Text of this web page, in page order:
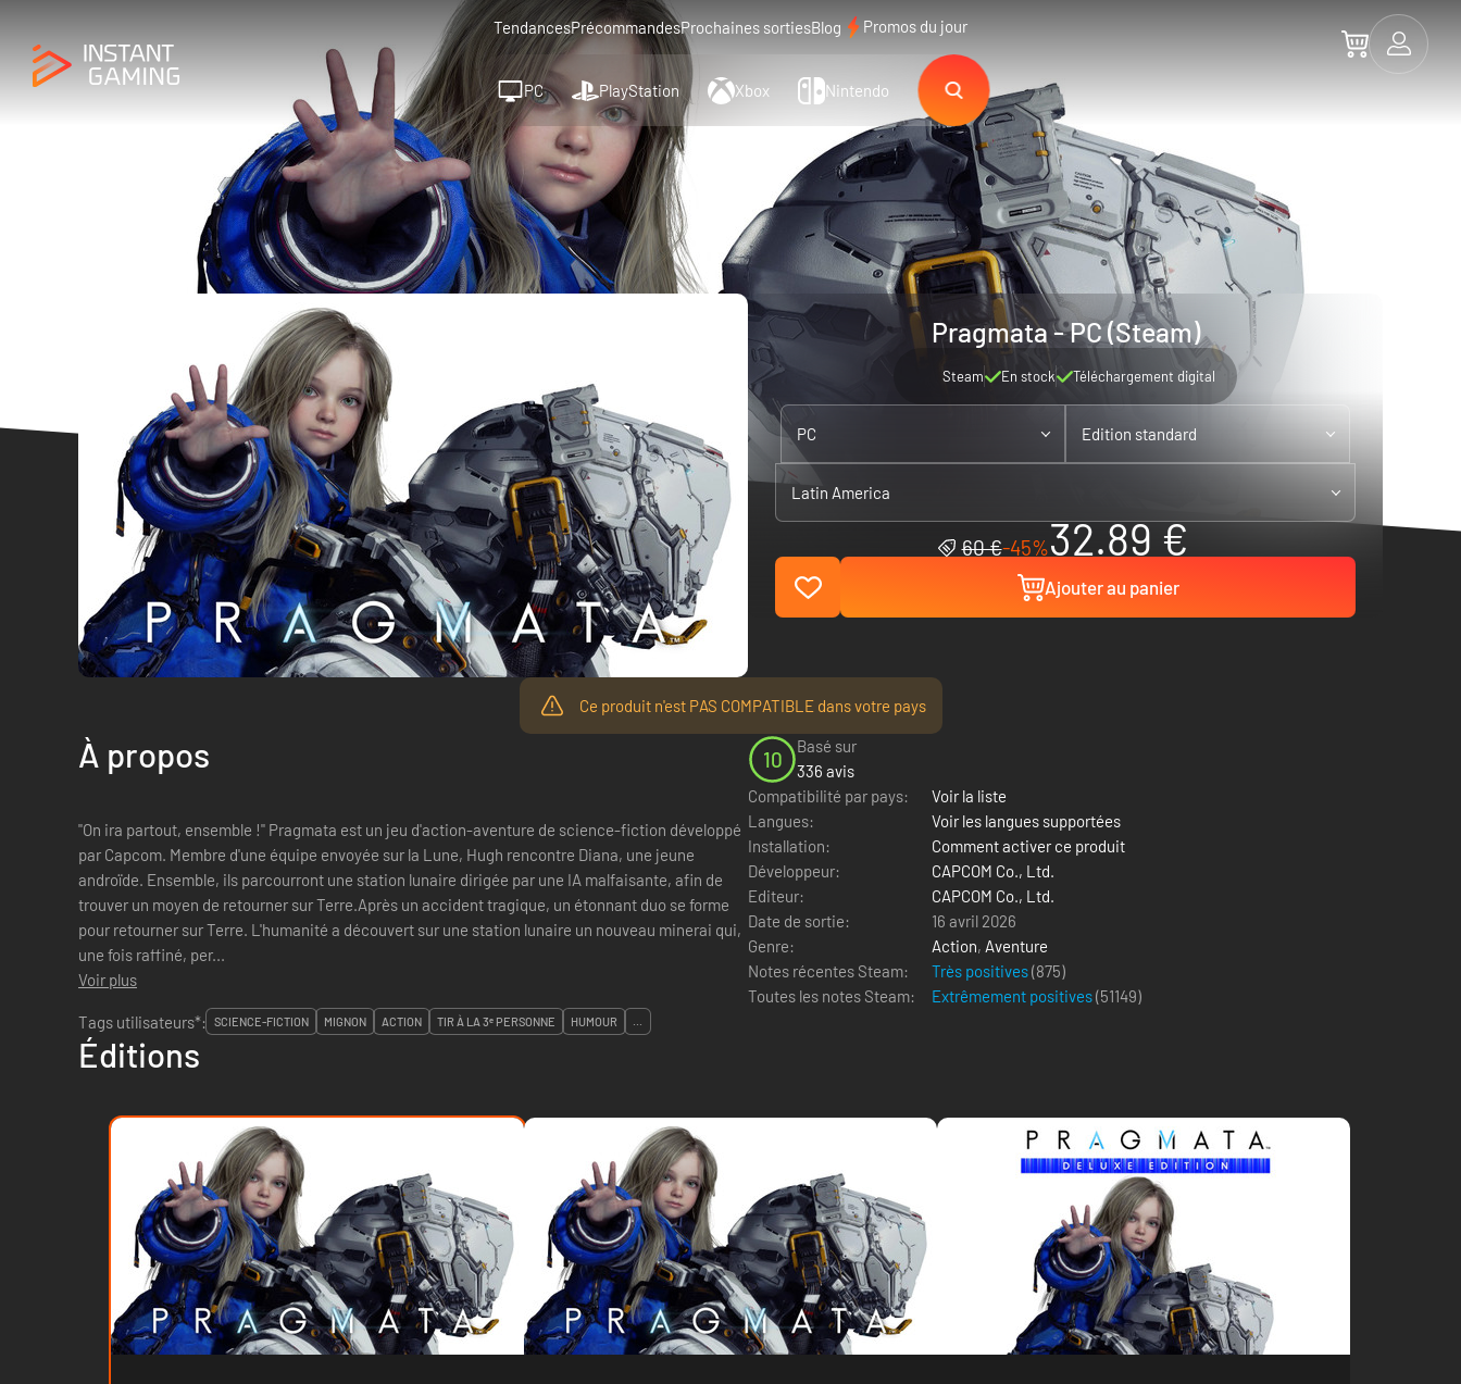
TendancesPrécommandesProchaines sortiesBlog Promos du jour
PC PlayStation Xbox Nintendo
Pragmata - PC (Steam)
Steam En stock Téléchargement digital
PC Edition standard
Latin America
60 €-45%32.89 €
Ajouter au panier
Ce produit n'est PAS COMPATIBLE dans votre pays
À propos
"On ira partout, ensemble !" Pragmata est un jeu d'action-aventure de science-fiction développé
par Capcom. Membre d'une équipe envoyée sur la Lune, Hugh rencontre Diana, une jeune
androïde. Ensemble, ils parcourront une station lunaire dirigée par une IA malfaisante, afin de
trouver un moyen de retourner sur Terre.Après un accident tragique, un étonnant duo se forme
pour retourner sur Terre. L'humanité a découvert sur une station lunaire un nouveau minerai qui,
une fois raffiné, per...
Voir plus
10
Basé sur
336 avis
Compatibilité par pays:
Voir la liste
Langues:
Voir les langues supportées
Installation:
Comment activer ce produit
Développeur:
CAPCOM Co., Ltd.
Editeur:
CAPCOM Co., Ltd.
Date de sortie:
16 avril 2026
Genre:
Action, Aventure
Notes récentes Steam:
Très positives(875)
Toutes les notes Steam:
Extrêmement positives(51149)
Tags utilisateurs*:
SCIENCE-FICTION MIGNON ACTION TIR À LA 3ᵉ PERSONNE HUMOUR ...
Éditions